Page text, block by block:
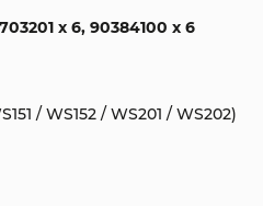
x 6, 90384100 x 6
/ WS152 / WS201 / WS202)